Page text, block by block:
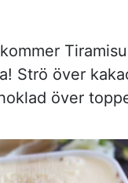
Strö över
över